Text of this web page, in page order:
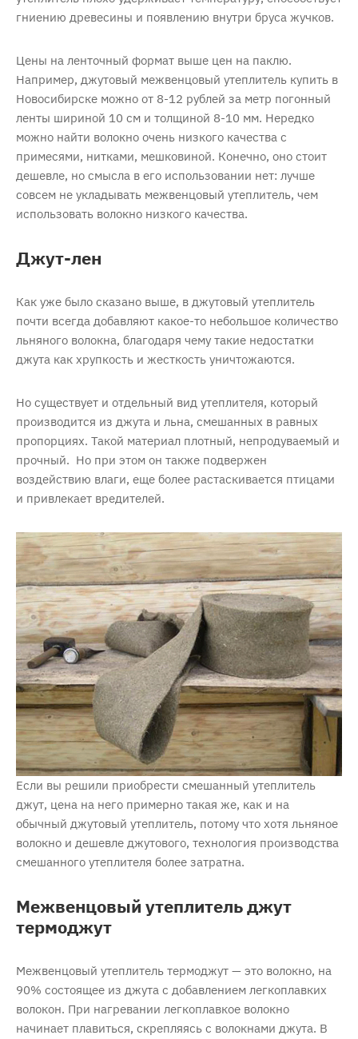
гниению древесины и появлению внутри бруса жучков.
Цены на ленточный формат выше цен на паклю.
Например, джутовый межвенцовый утеплитель купить в
Новосибирске можно от 8-12 рублей за метр погонный
ленты шириной 10 см и толщиной 8-10 мм. Нередко
можно найти волокно очень низкого качества с
примесями, нитками, мешковиной. Конечно, оно стоит
дешевле, но смысла в его использовании нет: лучше
совсем не укладывать межвенцовый утеплитель, чем
использовать волокно низкого качества.
Джут-лен
Как уже было сказано выше, в джутовый утеплитель
почти всегда добавляют какое-то небольшое количество
льняного волокна, благодаря чему такие недостатки
джута как хрупкость и жесткость уничтожаются.
Но существует и отдельный вид утеплителя, который
производится из джута и льна, смешанных в равных
пропорциях. Такой материал плотный, непродуваемый и
прочный. Но при этом он также подвержен
воздействию влаги, еще более растаскивается птицами
и привлекает вредителей.
Если вы решили приобрести смешанный утеплитель
джут, цена на него примерно такая же, как и на
обычный джутовый утеплитель, потому что хотя льняное
волокно и дешевле джутового, технология производства
смешанного утеплителя более затратна.
Межвенцовый утеплитель джут
термоджут
Межвенцовый утеплитель термоджут — это волокно, на
90% состоящее из джута с добавлением легкоплавких
волокон. При нагревании легкоплавкое волокно
начинает плавиться, скрепляясь с волокнами джута. В